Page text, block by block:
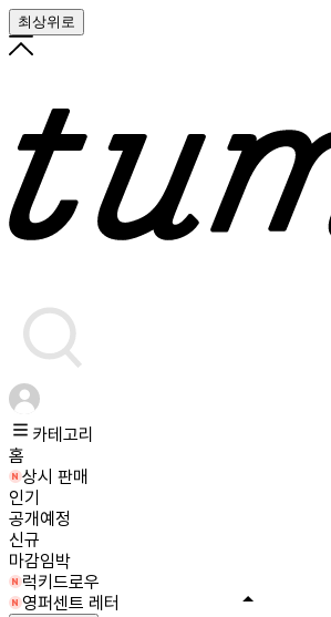
최상위로
카테고리
홈
상시 판매
인기
공개예정
신규
마감임박
럭키드로우
영퍼센트 레터